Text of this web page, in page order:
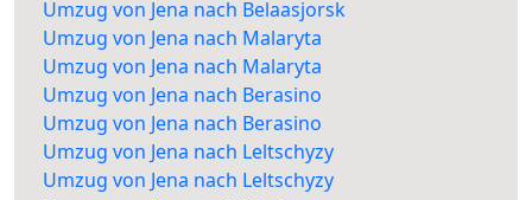
Umzug von Jena nach Belaasjorsk
Umzug von Jena nach Malaryta
Umzug von Jena nach Malaryta
Umzug von Jena nach Berasino
Umzug von Jena nach Berasino
Umzug von Jena nach Leltschyzy
Umzug von Jena nach Leltschyzy